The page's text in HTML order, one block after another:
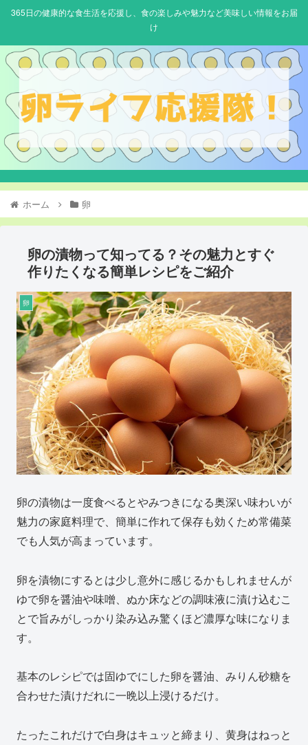
365日の健康的な食生活を応援し、食の楽しみや魅力など美味しい情報をお届
け
ホーム 卵
卵の漬物って知ってる？その魅力とすぐ
作りたくなる簡単レシピをご紹介
卵
卵の漬物は一度食べるとやみつきになる奥深い味わいが
魅力の家庭料理で、簡単に作れて保存も効くため常備菜
でも人気が高まっています。
卵を漬物にするとは少し意外に感じるかもしれませんが
ゆで卵を醤油や味噌、ぬか床などの調味液に漬け込むこ
とで旨みがしっかり染み込み驚くほど濃厚な味になりま
す。
基本のレシピでは固ゆでにした卵を醤油、みりん砂糖を
合わせた漬けだれに一晩以上浸けるだけ。
たったこれだけで白身はキュッと締まり、黄身はねっと